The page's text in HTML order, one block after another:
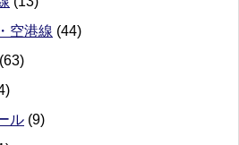
空港線 (44)
(63)
ル (9)